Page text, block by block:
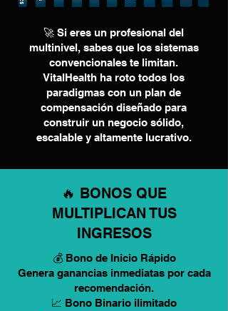
🚀 Si eres un profesional del
multinivel, sabes que los sistemas
convencionales te limitan.
VitalHealth ha roto todos los
paradigmas con un plan de
compensación diseñado para
construir un negocio sólido,
escalable y altamente lucrativo.
🔥 BONOS QUE
MULTIPLICAN TUS
INGRESOS
💰 Bono de Inicio Rápido
Genera ganancias inmediatas por cada
recomendación.
📈 Bono Binario ilimitado